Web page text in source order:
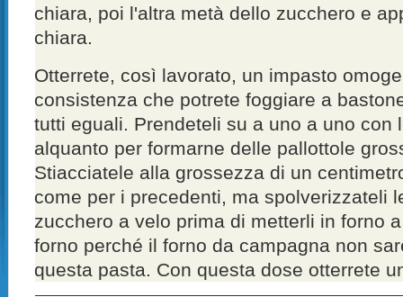
chiara, poi l'altra metà dello zucchero e
chiara.
Otterrete, così lavorato, un impasto
consistenza che potrete foggiare a
tutti eguali. Prendeteli su a uno a uno con
alquanto per formarne delle pallottole
Stiacciatele alla grossezza di un
come per i precedenti, ma spolverizzateli
zucchero a velo prima di metterli in forno
forno perché il forno da campagna non
questa pasta. Con questa dose otterrete